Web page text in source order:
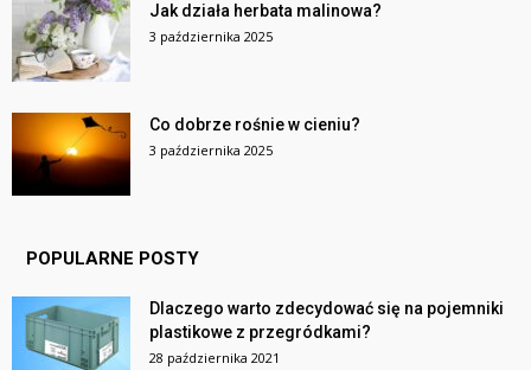
Jak działa herbata malinowa?
3 października 2025
Co dobrze rośnie w cieniu?
3 października 2025
POPULARNE POSTY
Dlaczego warto zdecydować się na pojemniki
plastikowe z przegródkami?
28 października 2021